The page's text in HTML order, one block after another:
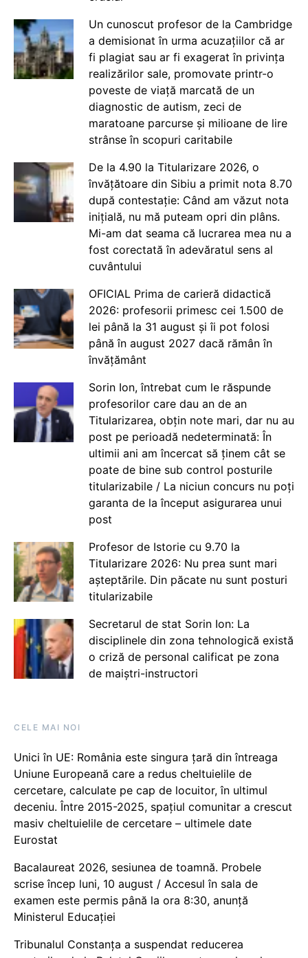
Un cunoscut profesor de la Cambridge
a demisionat în urma acuzațiilor că ar
fi plagiat sau ar fi exagerat în privința
realizărilor sale, promovate printr-o
poveste de viață marcată de un
diagnostic de autism, zeci de
maratoane parcurse și milioane de lire
strânse în scopuri caritabile
De la 4.90 la Titularizare 2026, o
învățătoare din Sibiu a primit nota 8.70
după contestație: Când am văzut nota
inițială, nu mă puteam opri din plâns.
Mi-am dat seama că lucrarea mea nu a
fost corectată în adevăratul sens al
cuvântului
OFICIAL Prima de carieră didactică
2026: profesorii primesc cei 1.500 de
lei până la 31 august și îi pot folosi
până în august 2027 dacă rămân în
învățământ
Sorin Ion, întrebat cum le răspunde
profesorilor care dau an de an
Titularizarea, obțin note mari, dar nu au
post pe perioadă nedeterminată: În
ultimii ani am încercat să ținem cât se
poate de bine sub control posturile
titularizabile / La niciun concurs nu poți
garanta de la început asigurarea unui
post
Profesor de Istorie cu 9.70 la
Titularizare 2026: Nu prea sunt mari
așteptările. Din păcate nu sunt posturi
titularizabile
Secretarul de stat Sorin Ion: La
disciplinele din zona tehnologică există
o criză de personal calificat pe zona
de maiștri-instructori
CELE MAI NOI
Unici în UE: România este singura țară din întreaga
Uniune Europeană care a redus cheltuielile de
cercetare, calculate pe cap de locuitor, în ultimul
deceniu. Între 2015-2025, spațiul comunitar a crescut
masiv cheltuielile de cercetare – ultimele date
Eurostat
Bacalaureat 2026, sesiunea de toamnă. Probele
scrise încep luni, 10 august / Accesul în sala de
examen este permis până la ora 8:30, anunță
Ministerul Educației
Tribunalul Constanța a suspendat reducerea